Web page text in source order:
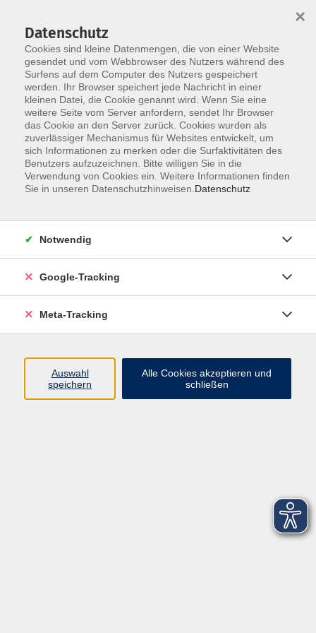
Skip to main content
Der Kurs konnte nicht gefunden werden.
Über uns
Datenschutz
Cookies sind kleine Datenmengen, die von einer Website
gesendet und vom Webbrowser des Nutzers während des
Surfens auf dem Computer des Nutzers gespeichert
werden. Ihr Browser speichert jede Nachricht in einer
kleinen Datei, die Cookie genannt wird. Wenn Sie eine
weitere Seite vom Server anfordern, sendet Ihr Browser
das Cookie an den Server zurück. Cookies wurden als
zuverlässiger Mechanismus für Websites entwickelt, um
sich Informationen zu merken oder die Surfaktivitäten des
Benutzers aufzuzeichnen. Bitte willigen Sie in die
Verwendung von Cookies ein. Weitere Informationen finden
Sie in unseren Datenschutzhinweisen. Datenschutz
×
Notwendig
Google-Tracking
Meta-Tracking
Auswahl
speichern
Alle Cookies akzeptieren und
schließen